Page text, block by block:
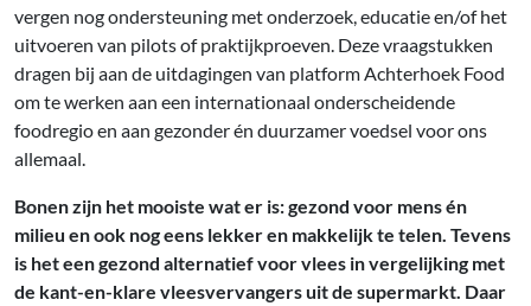
vergen nog ondersteuning met onderzoek, educatie en/of het
uitvoeren van pilots of praktijkproeven. Deze vraagstukken
dragen bij aan de uitdagingen van platform Achterhoek Food
om te werken aan een internationaal onderscheidende
foodregio en aan gezonderén duurzamervoedsel voor ons
allemaal.
Bonen zijn het mooiste wat er is: gezond voor mens én
milieu en ook nog eens lekker en makkelijk te telen. Tevens
is het een gezond alternatief voor vlees in vergelijking met
de kant-en-klare vleesvervangers uit de supermarkt. Daar